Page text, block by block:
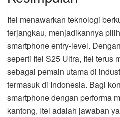
Itel menawarkan teknologi
terjangkau, menjadikannya
smartphone entry-level.
seperti Itel S25 Ultra, Itel terus
sebagai pemain utama di
termasuk di Indonesia. Bagi
smartphone dengan performa
kantong, Itel adalah jawaban